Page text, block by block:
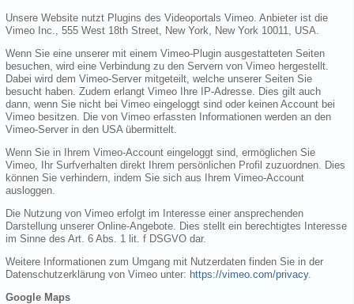
Unsere Website nutzt Plugins des Videoportals Vimeo. Anbieter ist die
Vimeo Inc., 555 West 18th Street, New York, New York 10011, USA.
Wenn Sie eine unserer mit einem Vimeo-Plugin ausgestatteten Seiten
besuchen, wird eine Verbindung zu den Servern von Vimeo hergestellt.
Dabei wird dem Vimeo-Server mitgeteilt, welche unserer Seiten Sie
besucht haben. Zudem erlangt Vimeo Ihre IP-Adresse. Dies gilt auch
dann, wenn Sie nicht bei Vimeo eingeloggt sind oder keinen Account bei
Vimeo besitzen. Die von Vimeo erfassten Informationen werden an den
Vimeo-Server in den USA übermittelt.
Wenn Sie in Ihrem Vimeo-Account eingeloggt sind, ermöglichen Sie
Vimeo, Ihr Surfverhalten direkt Ihrem persönlichen Profil zuzuordnen. Dies
können Sie verhindern, indem Sie sich aus Ihrem Vimeo-Account
ausloggen.
Die Nutzung von Vimeo erfolgt im Interesse einer ansprechenden
Darstellung unserer Online-Angebote. Dies stellt ein berechtigtes Interesse
im Sinne des Art. 6 Abs. 1 lit. f DSGVO dar.
Weitere Informationen zum Umgang mit Nutzerdaten finden Sie in der
Datenschutzerklärung von Vimeo unter: https://vimeo.com/privacy.
Google Maps